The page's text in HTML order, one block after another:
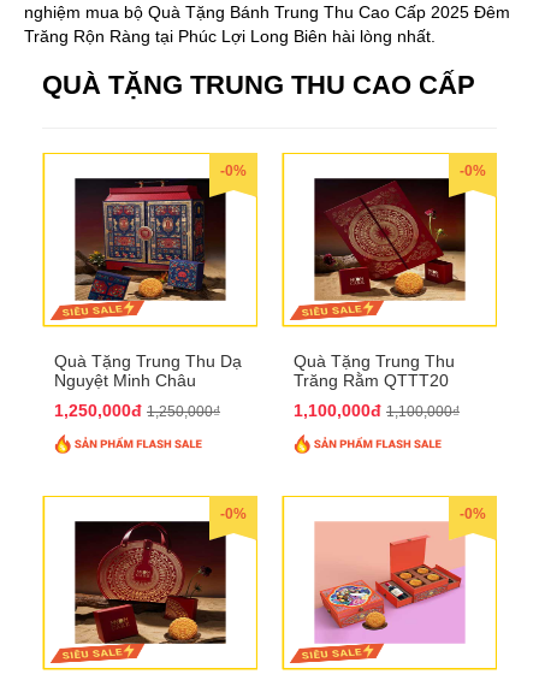
nghiệm mua bộ Quà Tặng Bánh Trung Thu Cao Cấp 2025 Đêm
Trăng Rộn Ràng tại Phúc Lợi Long Biên hài lòng nhất.
QUÀ TẶNG TRUNG THU CAO CẤP
-0%
Quà Tặng Trung Thu Dạ
Nguyệt Minh Châu
1,250,000đ 1,250,000₫
-0%
Quà Tặng Trung Thu
Trăng Rằm QTTT20
1,100,000đ 1,100,000₫
-0% -0%